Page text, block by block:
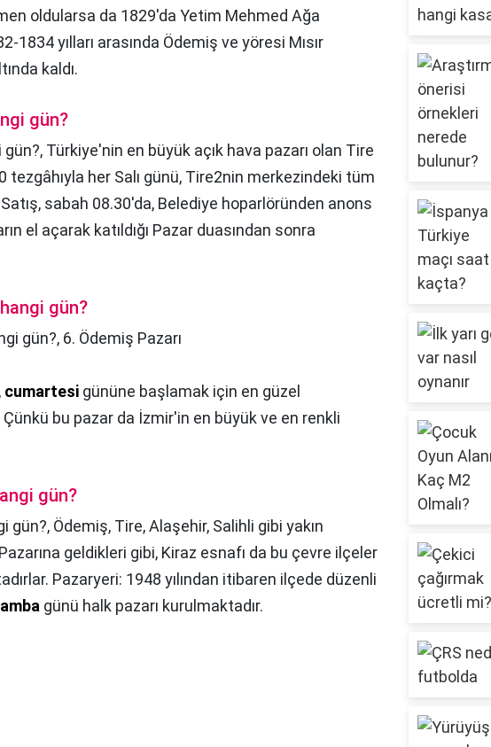
oldularsa da 1829'da Yetim Mehmed Ağa
1834 yılları arasında Ödemiş ve yöresi Mısır
kaldı.
gün?
gün?, Türkiye'nin en büyük açık hava pazarı olan Tire
tezgâhıyla her Salı günü, Tire2nin merkezindeki tüm
sabah 08.30'da, Belediye hoparlöründen anons
el açarak katıldığı Pazar duasından sonra
gün?
gün?, 6. Ödemiş Pazarı
cumartesi gününe başlamak için en güzel
bu pazar da İzmir'in en büyük ve en renkli
gün?
gün?, Ödemiş, Tire, Alaşehir, Salihli gibi yakın
geldikleri gibi, Kiraz esnafı da bu çevre ilçeler
Pazaryeri: 1948 yılından itibaren ilçede düzenli
günü halk pazarı kurulmaktadır.